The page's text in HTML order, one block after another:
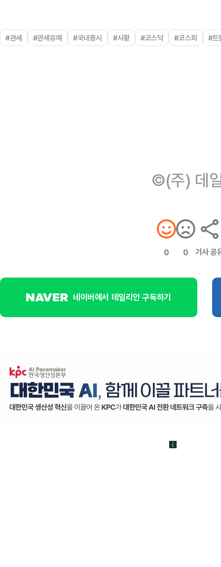
#관세 #관세유예 #국내증시 #시황 #코스닥 #코스피 #트
©(주) 데
0 0 기사 공
네이버에서 데일리안 구독하기